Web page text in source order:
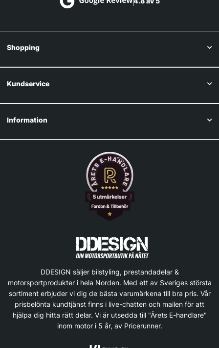
Shopping
Kundservice
Information
DDESIGN säljer bilstyling, prestandadelar &
motorsportprodukter i hela Norden. Med ett av Sveriges största
sortiment erbjuder vi dig de bästa varumärkena till bra pris. Vår
prisbelönta kundtjänst finns i live-chatten och mailen för att
hjälpa dig hitta rätt delar. Vi är utsedda till "Årets E-handlare"
inom motor i 5 år, av Pricerunner.